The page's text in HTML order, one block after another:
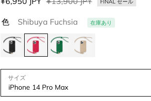
つ
4.8
と
価
ル
価
格
価
格
色 Shibuya Fuchsia 在庫あり
サイズ